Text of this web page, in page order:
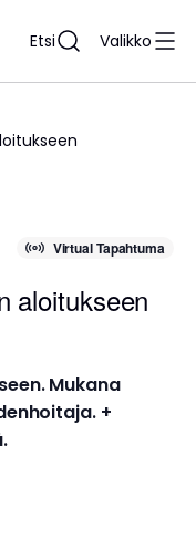
Etsi Valikko
Virtual Tapahtuma
aloitukseen
Mukana
+